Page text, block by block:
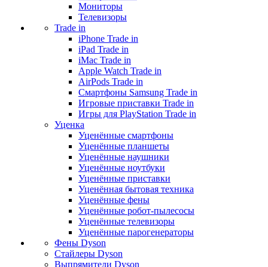
Мониторы
Телевизоры
Trade in
iPhone Trade in
iPad Trade in
iMac Trade in
Apple Watch Trade in
AirPods Trade in
Смартфоны Samsung Trade in
Игровые приставки Trade in
Игры для PlayStation Trade in
Уценка
Уценённые смартфоны
Уценённые планшеты
Уценённые наушники
Уценённые ноутбуки
Уценённые приставки
Уценённая бытовая техника
Уценённые фены
Уценённые робот-пылесосы
Уценённые телевизоры
Уценённые парогенераторы
Фены Dyson
Стайлеры Dyson
Выпрямители Dyson